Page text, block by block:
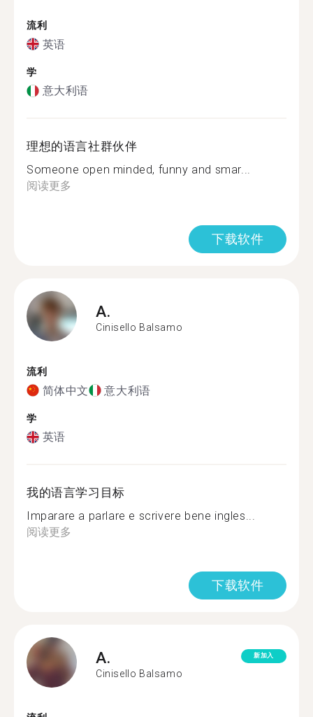
流利
英语
学
意大利语
理想的语言社群伙伴
Someone open minded, funny and smar...
阅读更多
下载软件
A.
Cinisello Balsamo
流利
简体中文 意大利语
学
英语
我的语言学习目标
Imparare a parlare e scrivere bene ingles...
阅读更多
下载软件
A.
Cinisello Balsamo
新加入